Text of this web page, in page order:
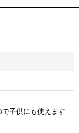
子供にも使えます